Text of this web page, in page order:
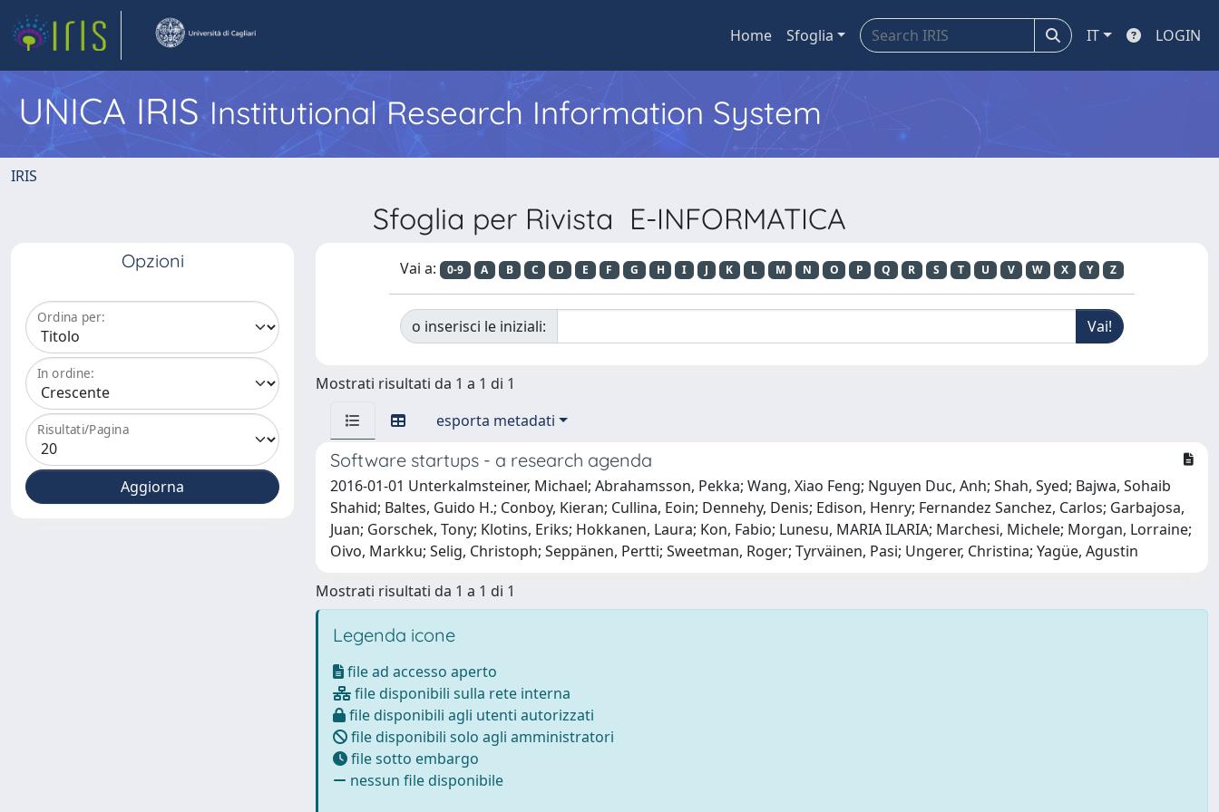
Home Sfoglia IT LOGIN
UNICA IRISInstitutional Research Information System
IRIS
Sfoglia per Rivista E-INFORMATICA
Opzioni
Ordina per:
In ordine:
Risultati/Pagina
Vai a: 0-9 A B C D E F G H I J K L M N O P Q R S T U V W X Y Z
o inserisci le iniziali:
Mostrati risultati da 1 a 1 di 1
esporta metadati
Software startups - a research agenda
2016-01-01 Unterkalmsteiner, Michael; Abrahamsson, Pekka; Wang, Xiao Feng; Nguyen Duc, Anh; Shah, Syed; Bajwa, Sohaib
Shahid; Baltes, Guido H.; Conboy, Kieran; Cullina, Eoin; Dennehy, Denis; Edison, Henry; Fernandez Sanchez, Carlos; Garbajosa,
Juan; Gorschek, Tony; Klotins, Eriks; Hokkanen, Laura; Kon, Fabio; Lunesu, MARIA ILARIA; Marchesi, Michele; Morgan, Lorraine;
Oivo, Markku; Selig, Christoph; Seppänen, Pertti; Sweetman, Roger; Tyrväinen, Pasi; Ungerer, Christina; Yagüe, Agustin
Mostrati risultati da 1 a 1 di 1
Legenda icone
file ad accesso aperto
file disponibili sulla rete interna
file disponibili agli utenti autorizzati
file disponibili solo agli amministratori
file sotto embargo
nessun file disponibile